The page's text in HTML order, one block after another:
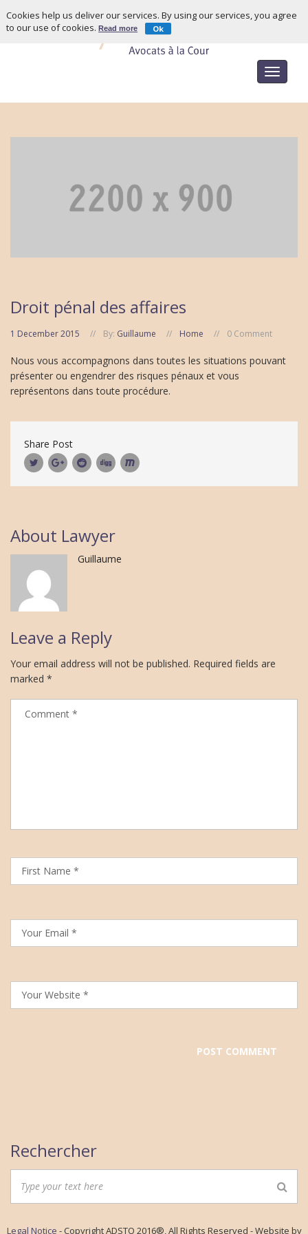
Toggle
Droit pénal des affaires
1 December 2015 By: Guillaume Home 0 Comment
Nous vous accompagnons dans toutes les situations pouvant
présenter ou engendrer des risques pénaux et vous
représentons dans toute procédure.
Share Post
About Lawyer
Guillaume
Leave a Reply
Your email address will not be published. Required fields are
marked *
Rechercher
Legal Notice - Copyright ADSTO 2016®, All Rights Reserved - Website by
Cookies help us deliver our services. By using our services, you agree
to our use of cookies.Read more Ok